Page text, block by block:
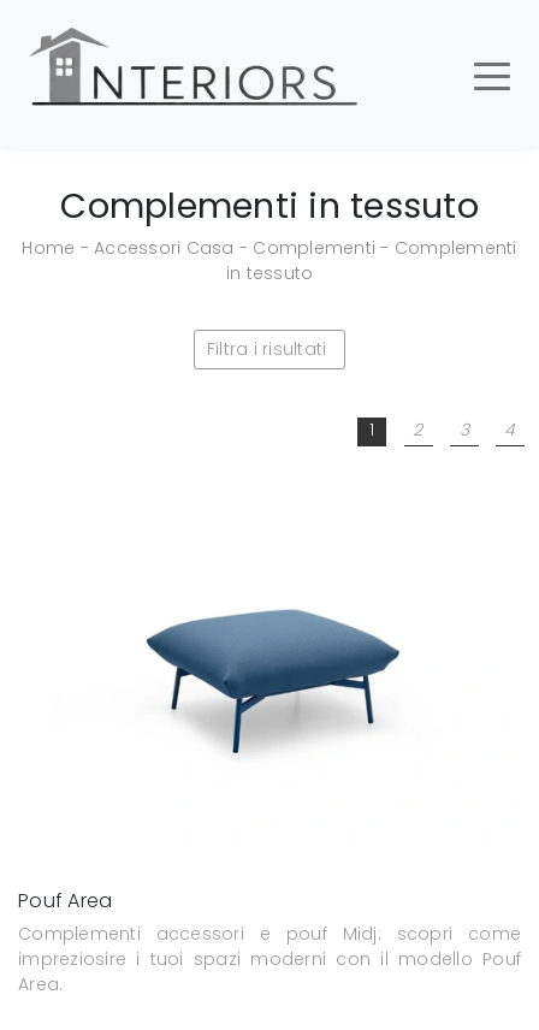
Complementi in tessuto
Home -Accessori Casa - Complementi - Complementi
in tessuto
Filtra i risultati
1 2 3 4
Pouf Area
Complementi accessori e pouf Midj: scopri come
impreziosire i tuoi spazi moderni con il modello Pouf
Area.